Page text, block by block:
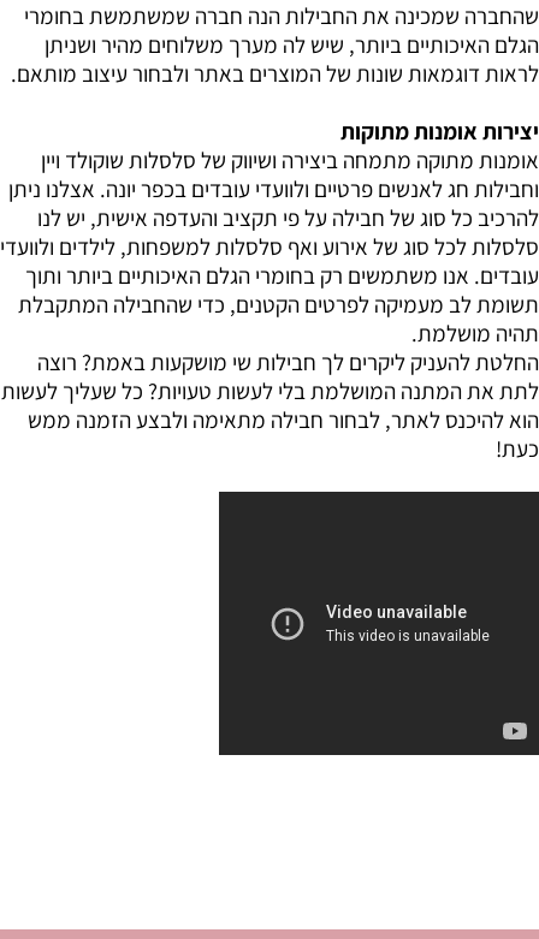
שהחברה שמכינה את החבילות הנה חברה שמשתמשת בחומרי
הגלם האיכותיים ביותר, שיש לה מערך משלוחים מהיר ושניתן
לראות דוגמאות שונות של המוצרים באתר ולבחור עיצוב מותאם.
יצירות אומנות מתוקות
אומנות מתוקה מתמחה ביצירה ושיווק של סלסלות שוקולד ויין
וחבילות חג לאנשים פרטיים ולוועדי עובדים בכפר יונה. אצלנו ניתן
להרכיב כל סוג של חבילה על פי תקציב והעדפה אישית, יש לנו
סלסלות לכל סוג של אירוע ואף סלסלות למשפחות, לילדים ולוועדי
עובדים. אנו משתמשים רק בחומרי הגלם האיכותיים ביותר ותוך
תשומת לב מעמיקה לפרטים הקטנים, כדי שהחבילה המתקבלת
תהיה מושלמת.
החלטת להעניק ליקרים לך חבילות שי מושקעות באמת? רוצה
לתת את המתנה המושלמת בלי לעשות טעויות? כל שעליך לעשות
הוא להיכנס לאתר, לבחור חבילה מתאימה ולבצע הזמנה ממש
כעת!